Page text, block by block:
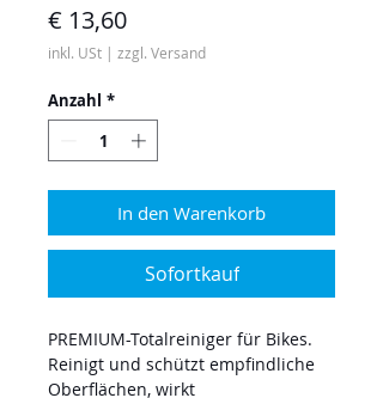
€ 13,60Preis
inkl. USt | zzgl. Versand
Anzahl *
In den Warenkorb
Sofortkauf
PREMIUM-Totalreiniger für Bikes.
Reinigt und schützt empfindliche
Oberflächen, wirkt